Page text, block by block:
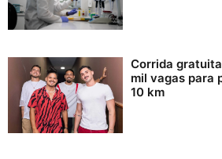
Corrida
mil vagas para
10 km